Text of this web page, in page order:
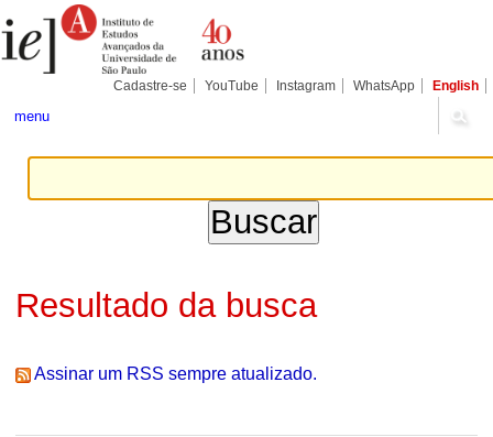
para
conteúdo.
Pessoais
Cadastre-se YouTube Instagram WhatsApp English
menu
Resultado da busca
Assinar um RSS sempre atualizado.